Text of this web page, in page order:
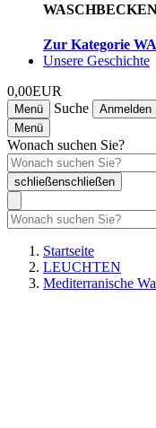
Zur Kategorie
Unsere Geschichte
0,00EUR
Menü Suche Anmelden
Menü
Wonach suchen Sie?
schließenschließen
Startseite
LEUCHTEN
Mediterranische